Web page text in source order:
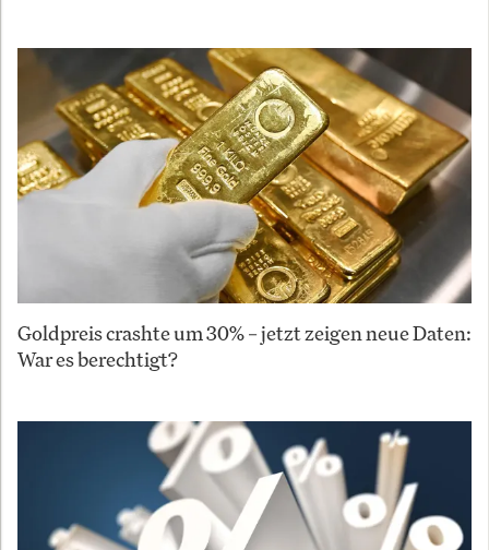
Goldpreis crashte um 30% – jetzt zeigen neue Daten:
War es berechtigt?